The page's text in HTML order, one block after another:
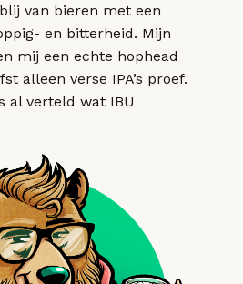
van bieren met een
en bitterheid. Mijn
mij een echte hophead
alleen verse IPA’s proef.
al verteld wat IBU